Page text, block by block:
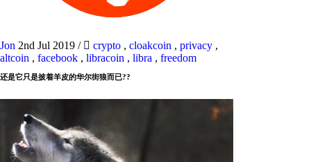
Jon 2nd Jul 2019 / crypto , cloakcoin , privacy ,
altcoin , facebook , libracoin , libra , freedom
还是它只是披着羊皮的华尔街狼而已??